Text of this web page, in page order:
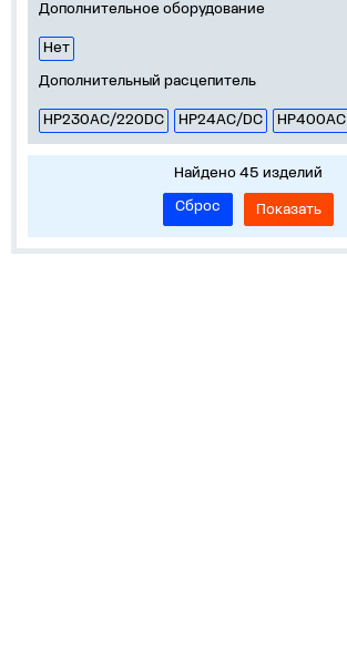
Дополнительное оборудование
Нет
Дополнительный расцепитель
НР230AC/220DC НР24AC/DC НР400AC
Найдено 45 изделий
Сброс
Показать